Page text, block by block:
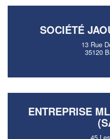
SOCIÉTÉ
13 Rue
35120
ENTREPRISE